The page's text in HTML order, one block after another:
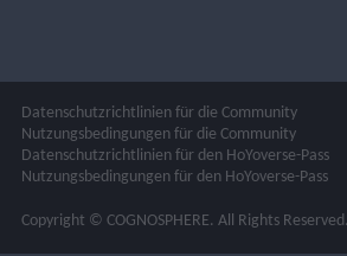
Datenschutzrichtlinien für die Community
Nutzungsbedingungen für die Community
Datenschutzrichtlinien für den HoYoverse-Pass
Nutzungsbedingungen für den HoYoverse-Pass
Copyright © COGNOSPHERE. All Rights Reserved.